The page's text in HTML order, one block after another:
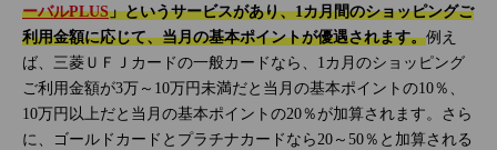
ーバルPLUS」というサービスがあり、1カ月間のショッピングご
利用金額に応じて、当月の基本ポイントが優遇されます。例え
ば、三菱ＵＦＪカードの一般カードなら、1カ月のショッピング
ご利用金額が3万～10万円未満だと当月の基本ポイントの10％、
10万円以上だと当月の基本ポイントの20％が加算されます。さら
に、ゴールドカードとプラチナカードなら20～50％と加算される